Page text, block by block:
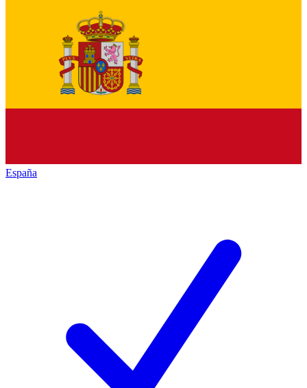
España